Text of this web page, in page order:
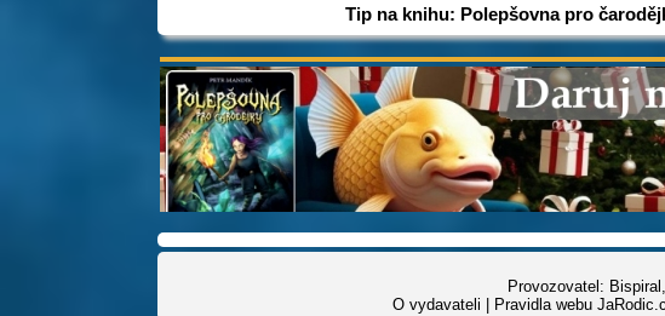
Tip na knihu: Polepšovna pro
Provozovatel:
O vydavateli
Pravidla webu